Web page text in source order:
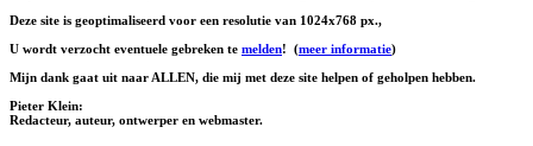
Deze site is geoptimaliseerd voor een resolutie van 1024x768 px.,
U wordt verzocht eventuele gebreken te melden! (meer informatie)
Mijn dank gaat uit naar ALLEN, die mij met deze site helpen of geholpen hebben.
Pieter Klein:
Redacteur, auteur, ontwerper en webmaster.